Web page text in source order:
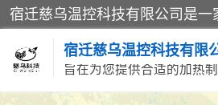
宿迁慈乌温控科技有限
旨在为您提供合适的加热